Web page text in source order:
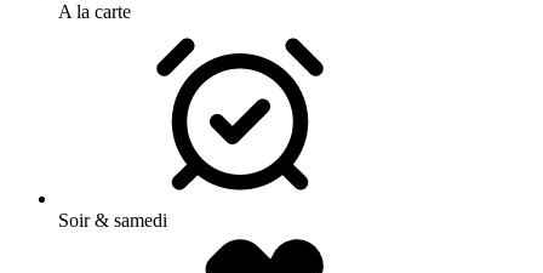
A la carte
Soir & samedi